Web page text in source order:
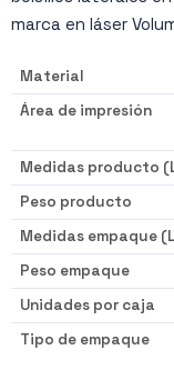
marca en láser
Material
Área de impresión
Medidas producto
Peso producto
Medidas empaque
Peso empaque
Unidades por caja
Tipo de empaque